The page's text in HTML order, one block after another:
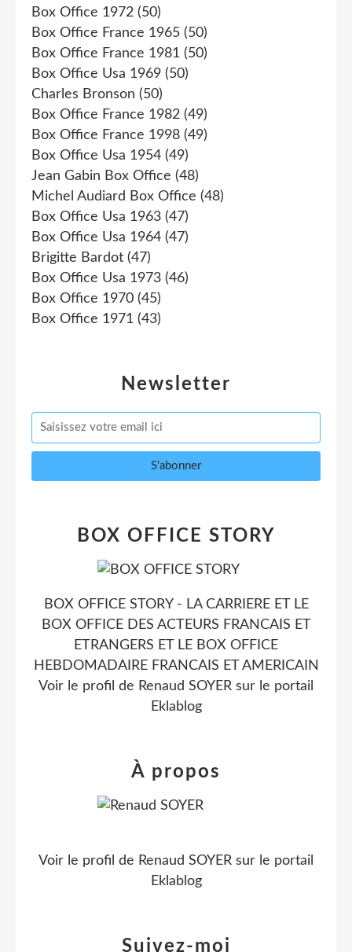
Newsletter
Box Office 1972 (50)
Box Office France 1965 (50)
Box Office France 1981 (50)
Box Office Usa 1969 (50)
Charles Bronson (50)
Box Office France 1982 (49)
Box Office France 1998 (49)
Box Office Usa 1954 (49)
Jean Gabin Box Office (48)
Michel Audiard Box Office (48)
Box Office Usa 1963 (47)
Box Office Usa 1964 (47)
Brigitte Bardot (47)
Box Office Usa 1973 (46)
Box Office 1970 (45)
Box Office 1971 (43)
BOX OFFICE STORY
BOX OFFICE STORY - LA CARRIERE ET LE
BOX OFFICE DES ACTEURS FRANCAIS ET
ETRANGERS ET LE BOX OFFICE
HEBDOMADAIRE FRANCAIS ET AMERICAIN
Voir le profil de Renaud SOYER sur le portail
Eklablog
Suivez-moi
À propos
Voir le profil de Renaud SOYER sur le portail
Eklablog